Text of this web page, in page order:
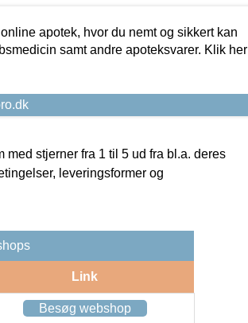
apotek, hvor du nemt og sikkert kan
samt andre apoteksvarer. Klik her
stjerner fra 1 til 5 ud fra bl.a. deres
leveringsformer og
Link
Besøg webshop